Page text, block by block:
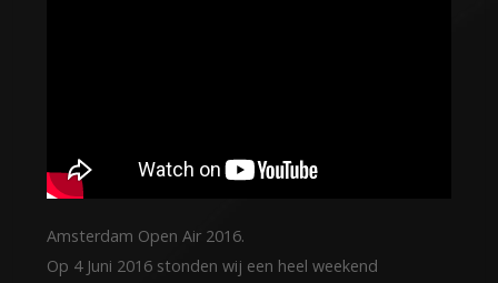
Amsterdam Open Air 2016.
Op 4 Juni 2016 stonden wij een heel weekend